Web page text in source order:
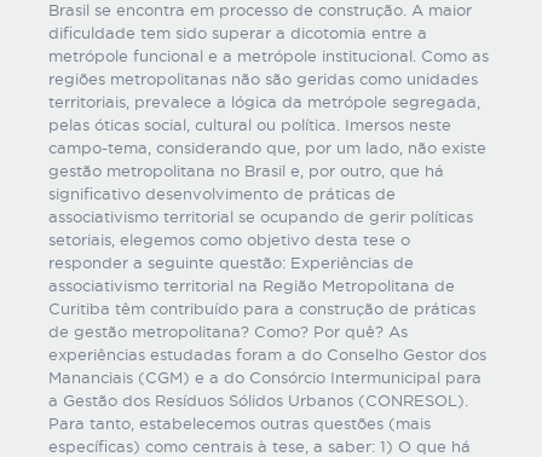
Brasil se encontra em processo de construção. A maior
dificuldade tem sido superar a dicotomia entre a
metrópole funcional e a metrópole institucional. Como as
regiões metropolitanas não são geridas como unidades
territoriais, prevalece a lógica da metrópole segregada,
pelas óticas social, cultural ou política. Imersos neste
campo-tema, considerando que, por um lado, não existe
gestão metropolitana no Brasil e, por outro, que há
significativo desenvolvimento de práticas de
associativismo territorial se ocupando de gerir políticas
setoriais, elegemos como objetivo desta tese o
responder a seguinte questão: Experiências de
associativismo territorial na Região Metropolitana de
Curitiba têm contribuído para a construção de práticas
de gestão metropolitana? Como? Por quê? As
experiências estudadas foram a do Conselho Gestor dos
Mananciais (CGM) e a do Consórcio Intermunicipal para
a Gestão dos Resíduos Sólidos Urbanos (CONRESOL).
Para tanto, estabelecemos outras questões (mais
específicas) como centrais à tese, a saber: 1) O que há